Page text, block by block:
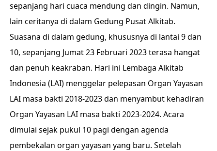
sepanjang hari cuaca mendung dan dingin. Namun,
lain ceritanya di dalam Gedung Pusat Alkitab.
Suasana di dalam gedung, khususnya di lantai 9 dan
10, sepanjang Jumat 23 Februari 2023 terasa hangat
dan penuh keakraban. Hari ini Lembaga Alkitab
Indonesia (LAI) menggelar pelepasan Organ Yayasan
LAI masa bakti 2018-2023 dan menyambut kehadiran
Organ Yayasan LAI masa bakti 2023-2024. Acara
dimulai sejak pukul 10 pagi dengan agenda
pembekalan organ yayasan yang baru. Setelah